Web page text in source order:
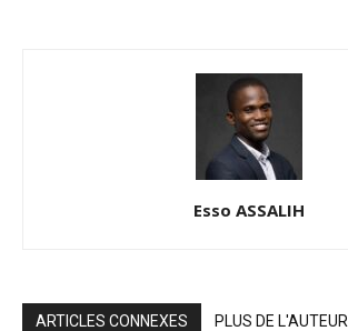
Esso ASSALIH
ARTICLES CONNEXES PLUS DE L'AUTEUR